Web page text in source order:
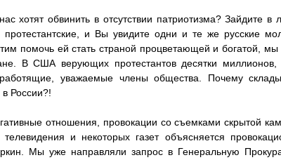
хотят обвинить в отсутствии патриотизма? Зайдите
протестантские, и Вы увидите одни и те же русские
помочь ей стать страной процветающей и богатой,
В США верующих протестантов десятки
уважаемые члены общества. Почему
в России?!
отношения, провокации со съемками скрытой
телевидения и некоторых газет объясняется
Мы уже направляли запрос в Генеральную